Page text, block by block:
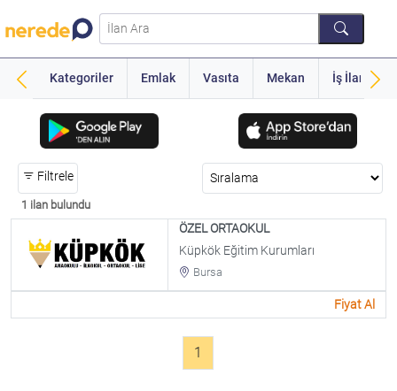
Kategoriler Emlak Vasıta Mekan İş İlanı
Filtrele
1 ilan bulundu
ÖZEL ORTAOKUL
Küpkök Eğitim Kurumları
Bursa
Fiyat Al
1